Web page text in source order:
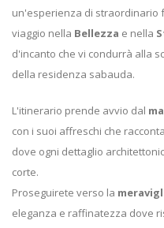
un'esperienza di straordinario
viaggio nella Bellezza e nella
d'incanto che vi condurrà alla
della residenza sabauda.
L'itinerario prende avvio dal
con i suoi affreschi che
dove ogni dettaglio
corte.
Proseguirete verso la
eleganza e raffinatezza dove